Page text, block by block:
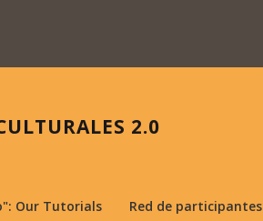
2.0
Our Tutorials Red de participantes